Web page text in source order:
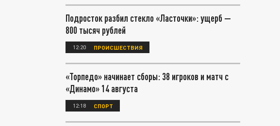
Подросток разбил стекло «Ласточки»: ущерб —
800 тысяч рублей
12:20 ПРОИСШЕСТВИЯ
«Торпедо» начинает сборы: 38 игроков и матч с
«Динамо» 14 августа
12:18 СПОРТ